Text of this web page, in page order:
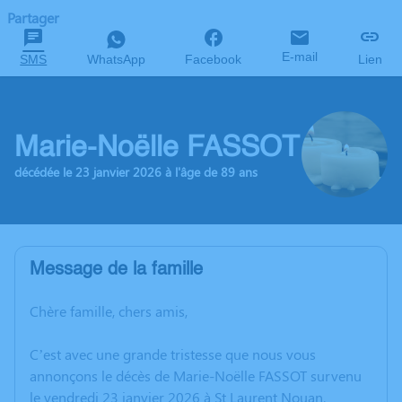
Partager
SMS WhatsApp Facebook E-mail Lien
Marie-Noëlle FASSOT
décédée le 23 janvier 2026 à l'âge de 89 ans
Message de la famille
Chère famille, chers amis,
C’est avec une grande tristesse que nous vous
annonçons le décès de Marie-Noëlle FASSOT survenu
le vendredi 23 janvier 2026 à St Laurent Nouan.